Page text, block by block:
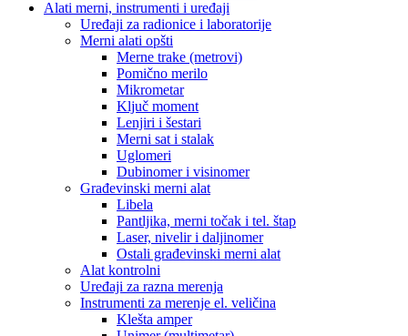
Alati merni, instrumenti i uređaji
Uređaji za radionice i laboratorije
Merni alati opšti
Merne trake (metrovi)
Pomično merilo
Mikrometar
Ključ moment
Lenjiri i šestari
Merni sat i stalak
Uglomeri
Dubinomer i visinomer
Građevinski merni alat
Libela
Pantljika, merni točak i tel. štap
Laser, nivelir i daljinomer
Ostali građevinski merni alat
Alat kontrolni
Uređaji za razna merenja
Instrumenti za merenje el. veličina
Klešta amper